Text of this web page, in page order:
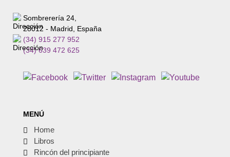
Sombrerería 24,
28012 - Madrid, España
(34) 915 277 952
(34) 639 472 625
MENÚ
Home
Libros
Rincón del principiante